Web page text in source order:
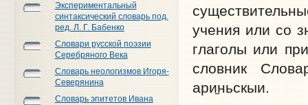
Экспериментальный
синтаксический словарь под.
ред. Л. Г. Бабенко
Словари русской поэзии
Серебряного Века
Словарь неологизмов Игоря-
Северянина
Словарь эпитетов Ивана
учения или со
глаголы или
словник
ариньскыи.